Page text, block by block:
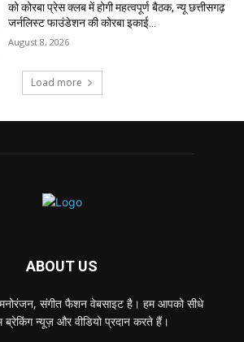
को कोरबा प्रेस क्लब में होगी महत्वपूर्ण बैठक, न्यू छत्तीसगढ़
जर्नलिस्ट फाउंडेशन की कोरबा इकाई...
August 8, 2026
Load more
ABOUT US
मनोरंजन, संगीत फैशन वेबसाइट है। हम आपको सीधे
ब्रेकिंग न्यूज़ और वीडियो प्रदान करते हैं।